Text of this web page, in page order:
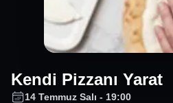
Kendi Pizzanı Yarat
14 Temmuz Salı - 19:00